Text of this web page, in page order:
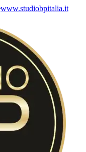
www.studiobpitalia.it